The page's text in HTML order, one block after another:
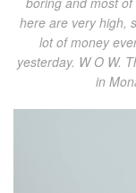
here are very high,
lot of money
yesterday. W O W.
in